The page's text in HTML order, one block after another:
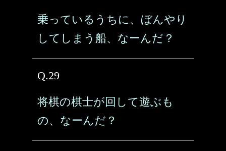
乗っているうちに、ぼんやり
してしまう船、なーんだ？
Q.29
将棋の棋士が回して遊ぶも
の、なーんだ？